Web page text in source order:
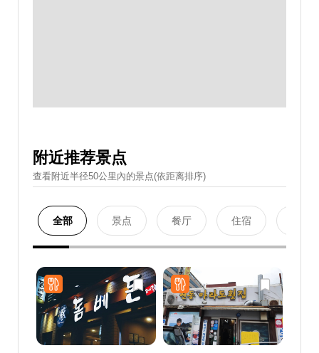
附近推荐景点
查看附近半径50公里內的景点(依距离排序)
全部 景点 餐厅 住宿